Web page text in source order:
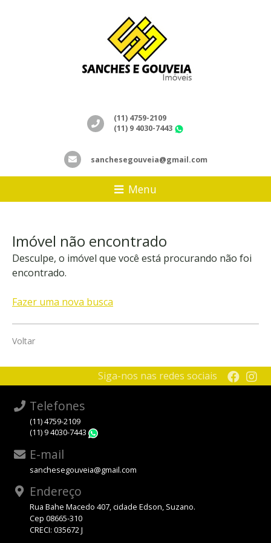
(11) 4759-2109
(11) 9 4030-7443
sanchesegouveia@gmail.com
Menu
Imóvel não encontrado
Desculpe, o imóvel que você está procurando não foi
encontrado.
Fazer uma nova busca
Voltar
Siga-nos nas redes sociais
Telefones
(11) 4759-2109
(11) 9 4030-7443
E-mail
sanchesegouveia@gmail.com
Endereço
Rua Bahe Macedo 407, cidade Edson, Suzano.
Cep 08665-310
CRECI: 035672 J